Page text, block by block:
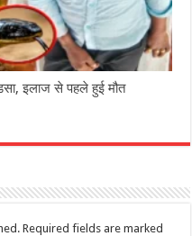
इलाज से पहले हुई मौत
Required fields are marked